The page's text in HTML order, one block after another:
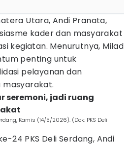
Utara, Andi Pranata,
kader dan masyarakat
kegiatan. Menurutnya, Milad
penting untuk
pelayanan dan
masyarakat.
seremoni, jadi ruang
Kamis (14/5/2026). (Dok: PKS Deli
24 PKS Deli Serdang, Andi